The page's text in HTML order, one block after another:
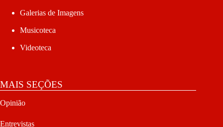
Galerias de Imagens
Musicoteca
Videoteca
MAIS SEÇÕES
Opinião
Entrevistas